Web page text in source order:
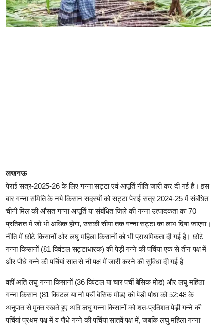
लखनऊ
पेराई सत्र-2025-26 के लिए गन्ना सट्टा एवं आपूर्ति नीति जारी कर दी गई है। इस
बार गन्ना समिति के नये किसान सदस्यों को सट्टा पेराई सत्र 2024-25 में संबंधित
चीनी मिल की औसत गन्ना आपूर्ति या संबंधित जिले की गन्ना उत्पादकता का 70
प्रतिशत में जो भी अधिक होगा, उसकी सीमा तक गन्ना सट्टा का लाभ दिया जाएगा।
नीति में छोटे किसानों और लघु महिला किसानों को भी प्राथमिकता दी गई है। छोटे
गन्ना किसानों (81 क्विंटल सट्टाधारक) की पेड़ी गन्ने की पर्चियां एक से तीन पक्ष में
और पौधे गन्ने की पर्चियां सात से नौ पक्ष में जारी करने की सुविधा दी गई है।
वहीं अति लघु गन्ना किसानों (36 क्विंटल या चार पर्ची बेसिक मोड) और लघु महिला
गन्ना किसान (81 क्विंटल या नौ पर्ची बेसिक मोड) को पेड़ी पौधा को 52:48 के
अनुपात से मुक्त रखते हुए अति लघु गन्ना किसानों को शत-प्रतिशत पेड़ी गन्ने की
पर्चियां प्रथम पक्ष में व पौधे गन्ने की पर्चियां सातवें पक्ष में, जबकि लघु महिला गन्ना